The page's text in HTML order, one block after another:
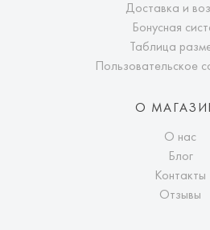
Доставка и
Бонусная
Таблица
Пользовательское
О
О нас
Блог
Контакты
Отзывы